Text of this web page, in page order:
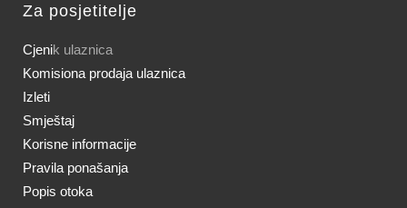
Za posjetitelje
Cjenik ulaznica
Komisiona prodaja ulaznica
Izleti
Smještaj
Korisne informacije
Pravila ponašanja
Popis otoka